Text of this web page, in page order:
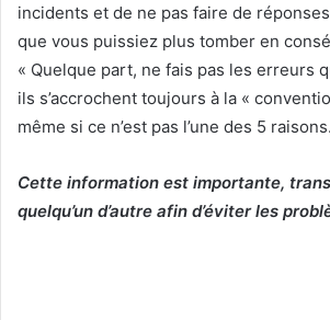
incidents et de ne pas faire de
que vous puissiez plus tomber en
« Quelque part, ne fais pas les erreurs
ils s’accrochent toujours à la «
même si ce n’est pas l’une des 5
Cette information est importante,
quelqu’un d’autre afin d’éviter les